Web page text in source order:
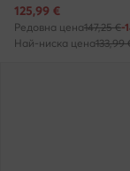
Актуална цена
125,99 €
Редовна цена147,25 €-
Най-ниска цена133,99